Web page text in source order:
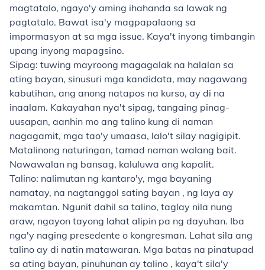
magtatalo, ngayo'y aming ihahanda sa lawak ng
pagtatalo. Bawat isa'y magpapalaong sa
impormasyon at sa mga issue. Kaya't inyong timbangin
upang inyong mapagsino.
Sipag: tuwing mayroong magagalak na halalan sa
ating bayan, sinusuri mga kandidata, may nagawang
kabutihan, ang anong natapos na kurso, ay di na
inaalam. Kakayahan nya't sipag, tangaing pinag-
uusapan, aanhin mo ang talino kung di naman
nagagamit, mga tao'y umaasa, lalo't silay nagigipit.
Matalinong naturingan, tamad naman walang bait.
Nawawalan ng bansag, kaluluwa ang kapalit.
Talino: nalimutan ng kantaro'y, mga bayaning
namatay, na nagtanggol sating bayan , ng laya ay
makamtan. Ngunit dahil sa talino, taglay nila nung
araw, ngayon tayong lahat alipin pa ng dayuhan. Iba
nga'y naging presedente o kongresman. Lahat sila ang
talino ay di natin matawaran. Mga batas na pinatupad
sa ating bayan, pinuhunan ay talino , kaya't sila'y